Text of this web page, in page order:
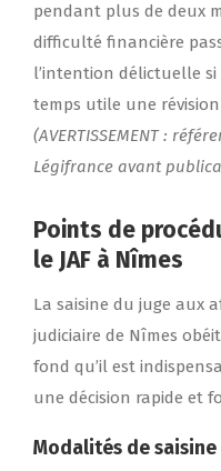
pendant plus de deux
difficulté financière
l’intention délictuelle si
temps utile une
(AVERTISSEMENT :
Légifrance avant
Points de
le JAF à Nîmes
La saisine du juge aux
judiciaire de Nîmes
fond qu’il est
une décision rapide et
Modalités de saisine